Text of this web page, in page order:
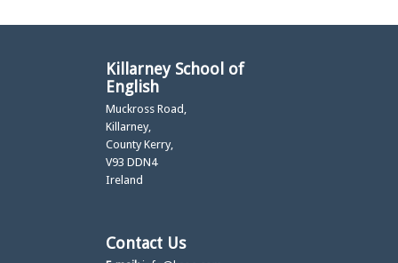
Killarney School of
English
Muckross Road,
Killarney,
County Kerry,
V93 DDN4
Ireland
Contact Us